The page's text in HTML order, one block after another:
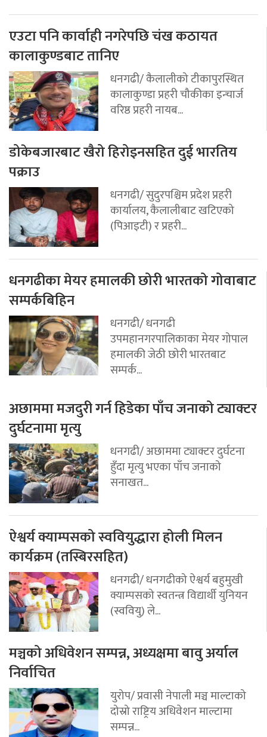
एउटा पनि कार्वाही नगरेपछि चंख कठायत
कालाकुण्डबाट तानिए
धनगढी/ कैलालीको टीकापुरस्थित
कालाकुण्डा प्रहरी चौकीका इन्चार्ज
वरिष्ठ प्रहरी नायब...
डोकेबजारबाट खैरो हिरोइनसहित दुई भारतिय
पक्राउ
धनगढी/ सुदुरपश्चिम प्रदेश प्रहरी
कार्यालय, कैलालीबाट खटिएको
(पिआइटी) र प्रहरी...
धनगढीका मेयर हमालकी छोरी भारतको गोवाबाट
सम्पर्कबिहिन
धनगढी/ धनगढी
उपमहानगरपालिकाका मेयर गोपाल
हमालकी जेठी छोरी भारतबाट
सम्पर्क...
अछाममा मजदुरी गर्न हिडेका पाँच जनाको ट्याक्टर
दुर्घटनामा मृत्यु
धनगढी/ अछाममा ट्याक्टर दुर्घटना
हुँदा मृत्यु भएका पाँच जनाको
सनाखत...
ऐश्वर्य क्याम्पसको स्ववियुद्धारा होली मिलन
कार्यक्रम (तस्बिरसहित)
धनगढी/ धनगढीको ऐश्वर्य बहुमुखी
क्याम्पसको स्वतन्त्र विद्यार्थी युनियन
(स्ववियु) ले...
मञ्चको अधिवेशन सम्पन्न, अध्यक्षमा बावु अर्याल
निर्वाचित
युरोप/ प्रवासी नेपाली मञ्च माल्टाको
दोस्रो राष्ट्रिय अधिवेशन माल्टामा
सम्पन्न...